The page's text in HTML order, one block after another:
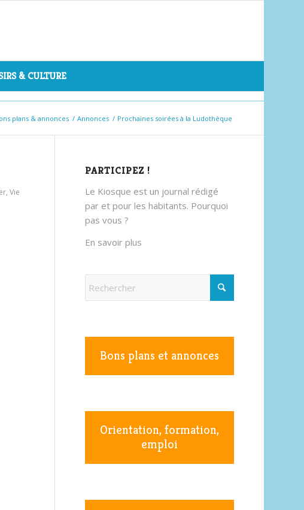
& CULTURE
plans & annonces / Annonces / Prochaines soirées à la Ludothèque
,Vie
PARTICIPEZ !
Le Kiosque est un journal rédigé
par et pour les habitants. Pourquoi
pas vous ?
En savoir plus
Bons plans et annonces
Orientation, formation,
emploi